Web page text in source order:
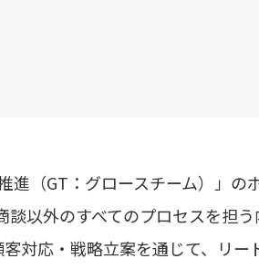
進（GT：グロースチーム）」の
以外のすべてのプロセスを担
対応・戦略立案を通じて、リー